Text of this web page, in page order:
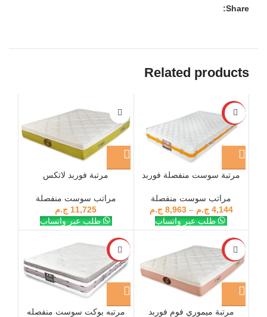
Share:
Related products
مرتبة سوست منفصلة فوربد
مراتب سوست منفصلة
4,144 ج.م –
8,963 ج.م
طلب عبر واتساب
مرتبة فوربد لاتكس
مراتب سوست منفصلة
11,725 ج.م
طلب عبر واتساب
-15%
مرتبة ميموري فوم فوربد
-28%
مرتبه بوكت سوست منفصله